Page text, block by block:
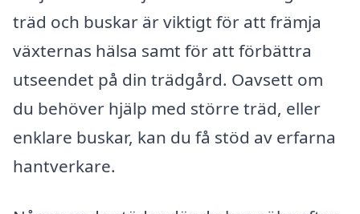
träd och buskar är viktigt för att främja
växternas hälsa samt för att förbättra
utseendet på din trädgård. Oavsett om
du behöver hjälp med större träd, eller
enklare buskar, kan du få stöd av erfarna
hantverkare.